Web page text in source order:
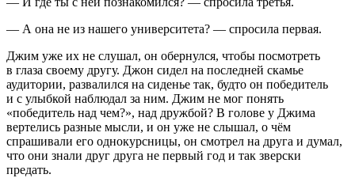
— А она не из нашего университета? — спросила первая.
Джим уже их не слушал, он обернулся, чтобы посмотреть
в глаза своему другу. Джон сидел на последней скамье
аудитории, развалился на сиденье так, будто он победитель
и с улыбкой наблюдал за ним. Джим не мог понять
«победитель над чем?», над дружбой? В голове у Джима
вертелись разные мысли, и он уже не слышал, о чём
спрашивали его однокурсницы, он смотрел на друга и думал,
что они знали друг друга не первый год и так зверски
предать.